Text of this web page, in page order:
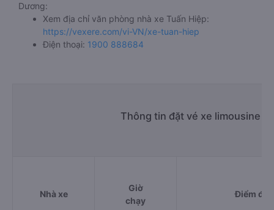
Dương:
Xem địa chỉ văn phòng nhà xe Tuấn Hiệp:
https://vexere.com/vi-VN/xe-tuan-hiep
Điện thoại: 1900 888684
Thông tin đặt vé xe limousine
Nhà xe
Giờ
chạy
Điểm đi